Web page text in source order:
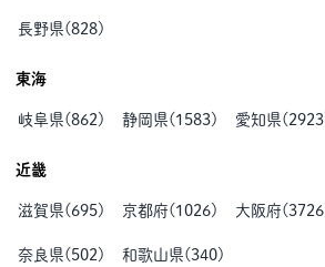
長野県(828)
東海
岐阜県(862 ) 静岡県( 1583) 愛知県( 2923
近畿
滋賀県( 695) 京都府( 1026) 大阪府(3726
奈良県( 502 ) 和歌山県(340)